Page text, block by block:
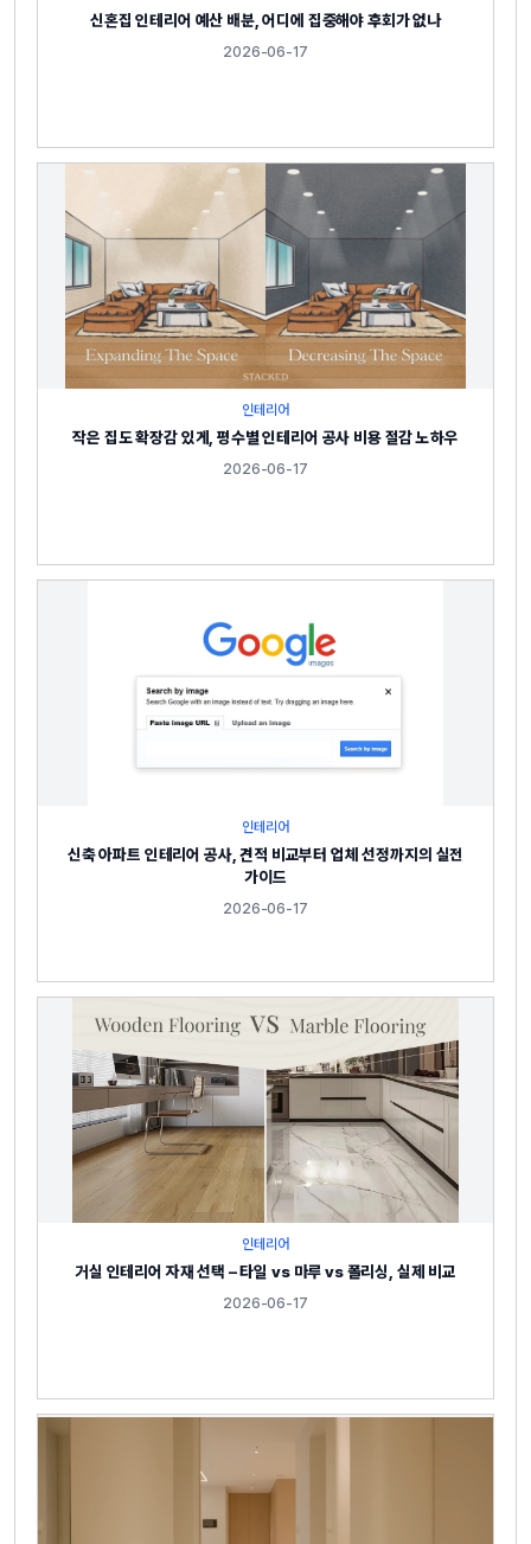
신혼집 인테리어 예산 배분, 어디에 집중해야 후회가 없나
2026-06-17
인테리어
작은 집도 확장감 있게, 평수별 인테리어 공사 비용 절감 노하우
2026-06-17
인테리어
신축 아파트 인테리어 공사, 견적 비교부터 업체 선정까지의 실전
가이드
2026-06-17
인테리어
거실 인테리어 자재 선택 – 타일 vs 마루 vs 폴리싱, 실제 비교
2026-06-17